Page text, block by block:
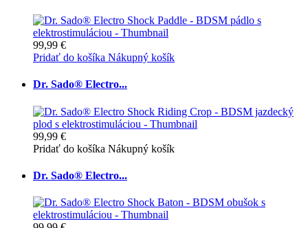
99,99 €
Pridať do košíka Nákupný košík
Dr. Sado® Electro...
99,99 €
Pridať do košíka Nákupný košík
Dr. Sado® Electro...